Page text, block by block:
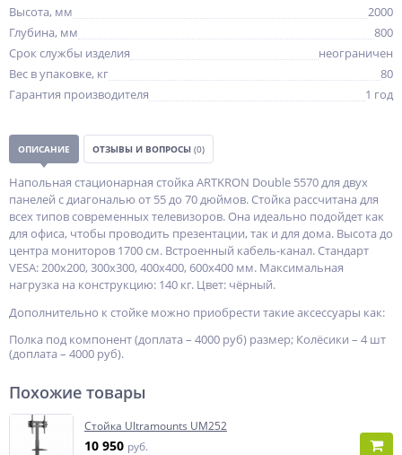
Высота, мм
2000
Глубина, мм
800
Срок службы изделия
неограничен
Вес в упаковке, кг
80
Гарантия производителя
1 год
ОПИСАНИЕ ОТЗЫВЫ И ВОПРОСЫ (0)
Напольная стационарная стойка ARTKRON Double 5570 для двух
панелей с диагональю от 55 до 70 дюймов. Стойка рассчитана для
всех типов современных телевизоров. Она идеально подойдет как
для офиса, чтобы проводить презентации, так и для дома. Высота до
центра мониторов 1700 см. Встроенный кабель-канал. Стандарт
VESA: 200х200, 300х300, 400х400, 600х400 мм. Максимальная
нагрузка на конструкцию: 140 кг. Цвет: чёрный.
Дополнительно к стойке можно приобрести такие аксессуары как:
Полка под компонент (доплата – 4000 руб) размер; Колёсики – 4 шт
(доплата – 4000 руб).
Похожие товары
Стойка Ultramounts UM252
10 950 руб.